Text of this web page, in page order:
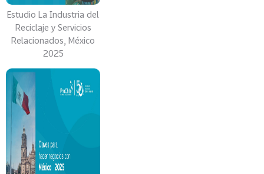
T
o
s
l
s
S
e
Estudio La Industria del
Reciclaje y Servicios
Relacionados, México
2025